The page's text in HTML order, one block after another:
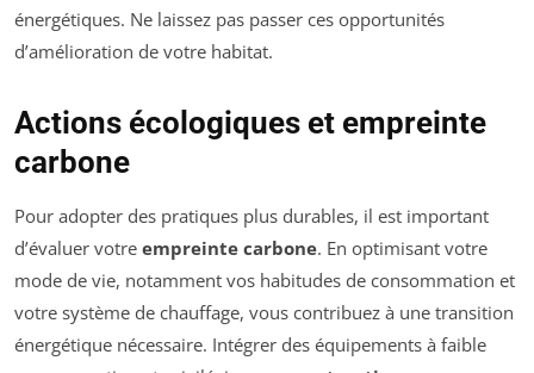
énergétiques. Ne laissez pas passer ces opportunités
d’amélioration de votre habitat.
Actions écologiques et empreinte
carbone
Pour adopter des pratiques plus durables, il est important
d’évaluer votre empreinte carbone. En optimisant votre
mode de vie, notamment vos habitudes de consommation et
votre système de chauffage, vous contribuez à une transition
énergétique nécessaire. Intégrer des équipements à faible